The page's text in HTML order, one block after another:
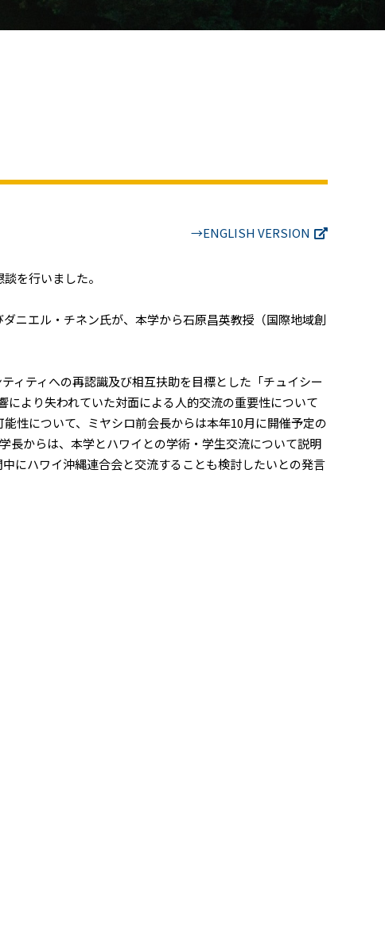
→ENGLISH VERSION
を行いました。
ニエル・チネン氏が、本学から石原昌英教授（国際地域創
ィティへの再認識及び相互扶助を目標とした「チュイシー
より失われていた対面による人的交流の重要性について
性について、ミヤシロ前会長からは本年10月に開催予定の
長からは、本学とハワイとの学術・学生交流について説明
にハワイ沖縄連合会と交流することも検討したいとの発言